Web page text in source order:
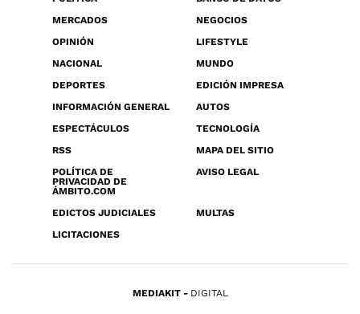
MERCADOS
NEGOCIOS
OPINIÓN
LIFESTYLE
NACIONAL
MUNDO
DEPORTES
EDICIÓN IMPRESA
INFORMACIÓN GENERAL
AUTOS
ESPECTÁCULOS
TECNOLOGÍA
RSS
MAPA DEL SITIO
POLÍTICA DE
PRIVACIDAD DE
ÁMBITO.COM
AVISO LEGAL
EDICTOS JUDICIALES
MULTAS
LICITACIONES
MEDIAKIT DIGITAL